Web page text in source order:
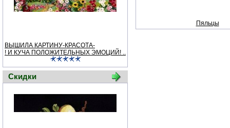
ВЫШИЛА КАРТИНУ-КРАСОТА-
! И КУЧА ПОЛОЖИТЕЛЬНЫХ ЭМОЦИЙ! ..
Скидки
Пяльцы